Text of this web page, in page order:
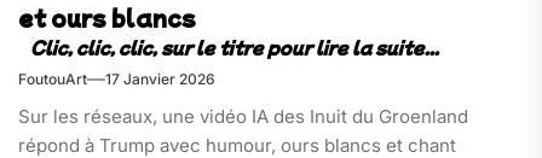
et ours blancs
FoutouArt 17 Janvier 2026
Sur les réseaux, une vidéo IA des Inuit du Groenland
répond à Trump avec humour, ours blancs et chant